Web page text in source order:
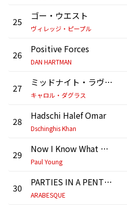
25 ゴー・ウエスト
ヴィレッジ・ピープル
26 Positive Forces
DAN HARTMAN
27 ミッドナイト・ラヴ・アフェア
キャロル・ダグラス
28 Hadschi Halef Omar
Dschinghis Khan
29 Now I Know What Made Otis Blue
Paul Young
30 PARTIES IN A PENTHOUSE
ARABESQUE